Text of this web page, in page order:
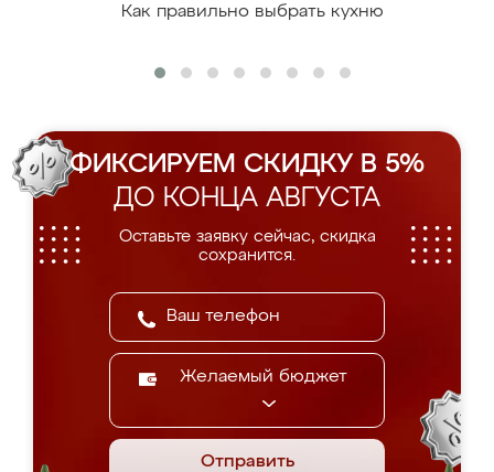
Как правильно выбрать кухню
ФИКСИРУЕМ СКИДКУ В 5%
ДО КОНЦА АВГУСТА
Оставьте заявку сейчас, скидка
сохранится.
Желаемый бюджет
Отправить